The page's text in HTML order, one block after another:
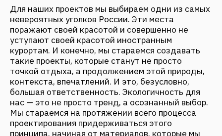
используем при строительстве. В проектах мы
стараемся относиться максимально бережно к
природе и существующим объектам,
восстанавливаем устаревшие санатории, базы
отдыха — и туда возвращается жизнь. Часто
такие объекты — места, связанные с детскими
воспоминаниями местных жителей. И как
показывает опыт: если довольны местные, то
будут довольны и туристы.
Больше 10 лет мы проектируем на Камчатке,
которая для многих людей ассоциируется с
совершенно другой планетой. И для тех, кто
туда приезжает, отель должен стать частью
впечатлений от взаимодействия с окружающей
средой.